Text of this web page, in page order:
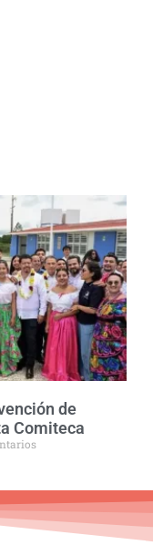
de
Comiteca